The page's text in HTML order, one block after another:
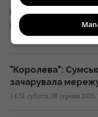
Вучич заявив, що
швидкого
14:32 субота, 08 серпня 2026
"Королева":
зачарувала
14:31 субота, 08 серпня 2026